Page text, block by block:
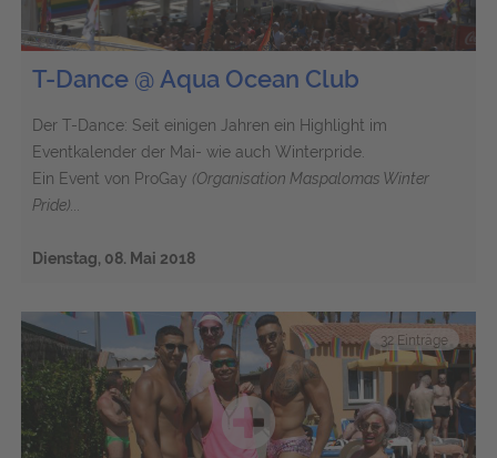
T-Dance @ Aqua Ocean Club
Der T-Dance: Seit einigen Jahren ein Highlight im
Eventkalender der Mai- wie auch Winterpride.
Ein Event von ProGay (Organisation Maspalomas Winter
Pride)...
Dienstag, 08. Mai 2018
32 Einträge